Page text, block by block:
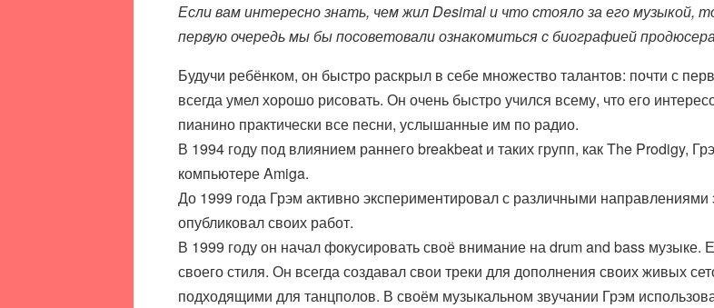
Если вам интересно знать, чем жил Desimal и что стояло за его музыкой,
первую очередь мы бы посоветовали ознакомиться с биографией
Будучи ребёнком, он быстро раскрыл в себе множество талантов: почти с
всегда умел хорошо рисовать. Он очень быстро учился всему, что его
пианино практически все песни, услышанные им по радио.
В 1994 году под влиянием раннего breakbeat и таких групп, как The Prodigy,
компьютере Amiga.
До 1999 года Грэм активно экспериментировал с различными
опубликовал своих работ.
В 1999 году он начал фокусировать своё внимание на drum and bass музыке.
своего стиля. Он всегда создавал свои треки для дополнения своих живых
подходящими для танцполов. В своём музыкальном звучании Грэм